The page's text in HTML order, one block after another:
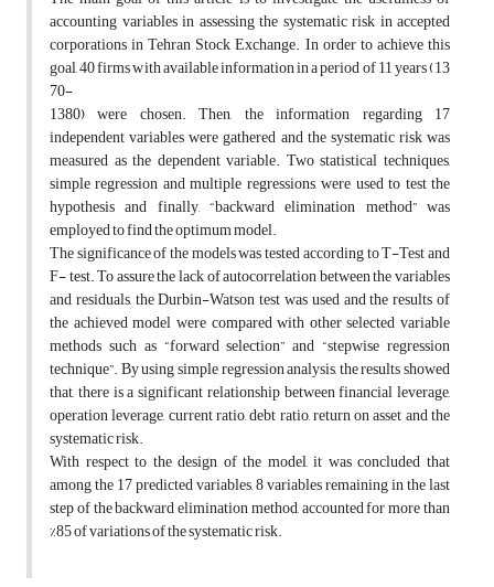
accounting variables in assessing the systematic risk in accepted
corporations in Tehran Stock Exchange. In order to achieve this
goal, 40 firms with available information in a period of 11 years (13
70-
1380) were chosen. Then, the information regarding 17
independent variables were gathered and the systematic risk was
measured as the dependent variable. Two statistical techniques,
simple regression and multiple regressions, were used to test the
hypothesis and finally, “backward elimination method” was
employed to find the optimum model.
The significance of the models was tested according to T-Test and
F- test. To assure the lack of autocorrelation between the variables
and residuals, the Durbin-Watson test was used and the results of
the achieved model were compared with other selected variable
methods such as “forward selection” and “stepwise regression
technique”. By using simple regression analysis, the results showed
that, there is a significant relationship between financial leverage,
operation leverage, current ratio, debt ratio, return on asset and the
systematic risk.
With respect to the design of the model, it was concluded that
among the 17 predicted variables, 8 variables remaining in the last
step of the backward elimination method, accounted for more than
%85 of variations of the systematic risk.